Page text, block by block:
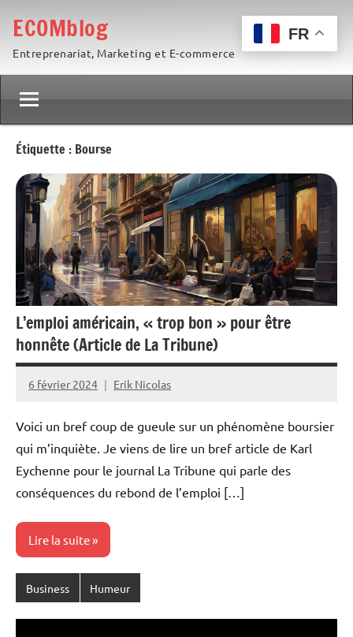
contenu
ECOMblog
Entreprenariat, Marketing et E-commerce
Étiquette : Bourse
L’emploi américain, « trop bon » pour être
honnête (Article de La Tribune)
6 février 2024 Erik Nicolas
Voici un bref coup de gueule sur un phénomène boursier
qui m’inquiète. Je viens de lire un bref article de Karl
Eychenne pour le journal La Tribune qui parle des
conséquences du rebond de l’emploi […]
Lire la suite
Business Humeur
FR